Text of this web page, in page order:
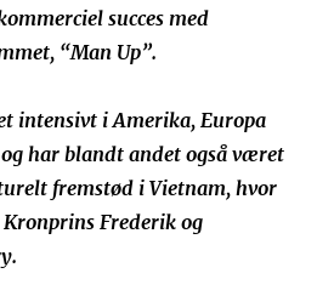
succes med
“Man Up”.
intensivt i Amerika, Europa
og har blandt andet også været
fremstød i Vietnam, hvor
Frederik og